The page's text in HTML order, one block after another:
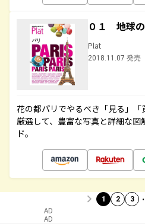
０１ 地球
Plat
2018.11.07 発売
花の都パリでやるべき「見る」
厳選して、豊富な写真と詳細な図
ド。
1 2 3
AD
AD